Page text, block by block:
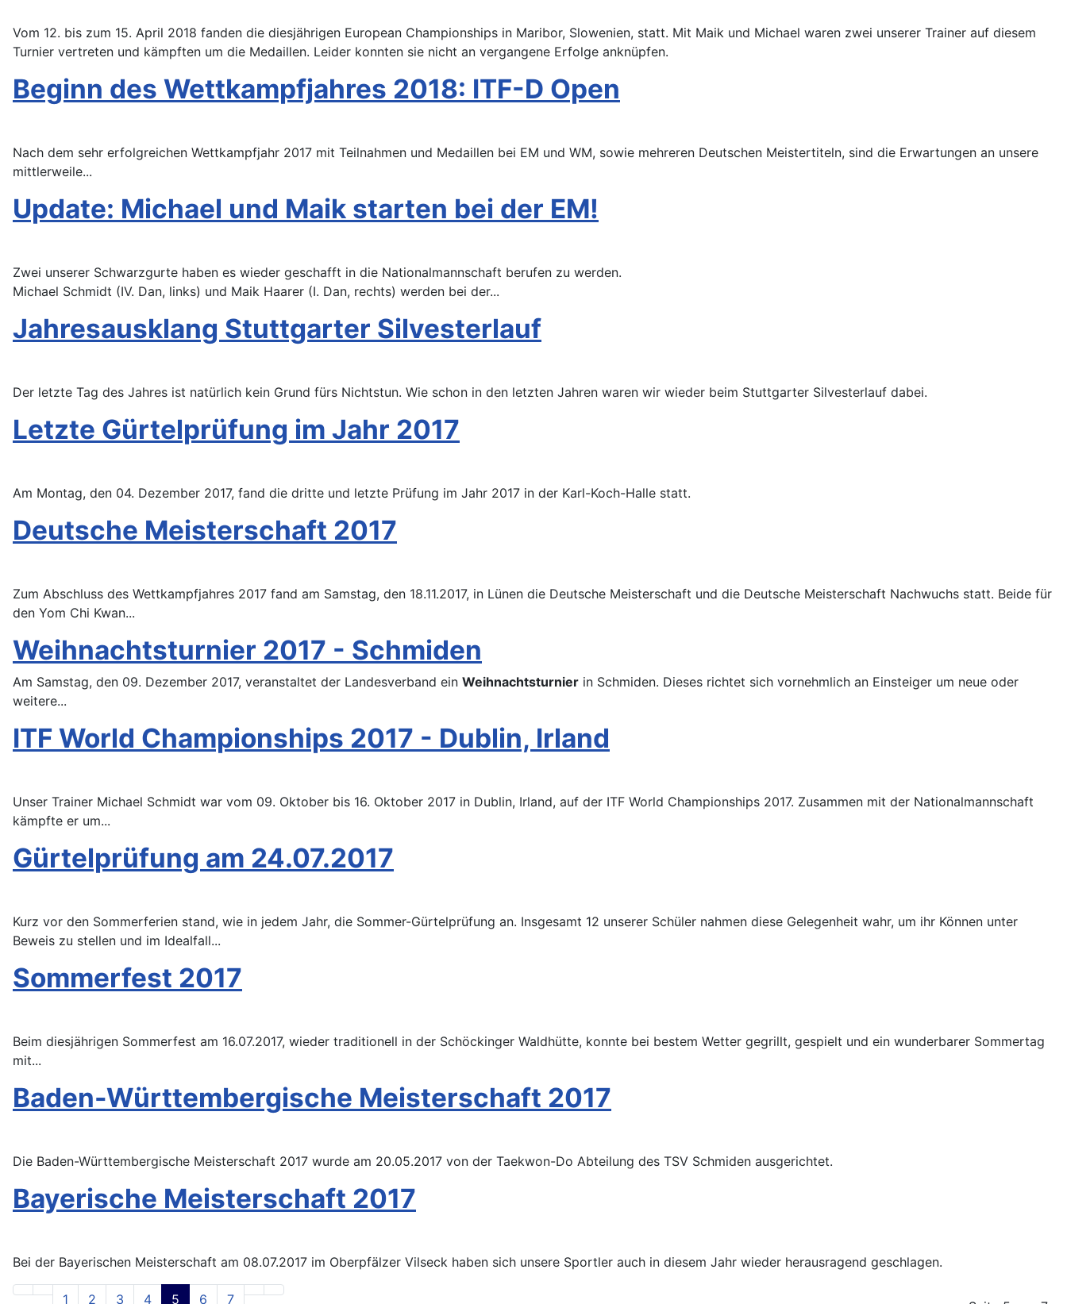
Vom 12. bis zum 15. April 2018 fanden die diesjährigen European Championships in Maribor, Slowenien, statt. Mit Maik und Michael waren zwei unserer Trainer auf diesem
Turnier vertreten und kämpften um die Medaillen. Leider konnten sie nicht an vergangene Erfolge anknüpfen.
Beginn des Wettkampfjahres 2018: ITF-D Open
Nach dem sehr erfolgreichen Wettkampfjahr 2017 mit Teilnahmen und Medaillen bei EM und WM, sowie mehreren Deutschen Meistertiteln, sind die Erwartungen an unsere
mittlerweile...
Update: Michael und Maik starten bei der EM!
Zwei unserer Schwarzgurte haben es wieder geschafft in die Nationalmannschaft berufen zu werden.
Michael Schmidt (IV. Dan, links) und Maik Haarer (I. Dan, rechts) werden bei der...
Jahresausklang Stuttgarter Silvesterlauf
Der letzte Tag des Jahres ist natürlich kein Grund fürs Nichtstun. Wie schon in den letzten Jahren waren wir wieder beim Stuttgarter Silvesterlauf dabei.
Letzte Gürtelprüfung im Jahr 2017
Am Montag, den 04. Dezember 2017, fand die dritte und letzte Prüfung im Jahr 2017 in der Karl-Koch-Halle statt.
Deutsche Meisterschaft 2017
Zum Abschluss des Wettkampfjahres 2017 fand am Samstag, den 18.11.2017, in Lünen die Deutsche Meisterschaft und die Deutsche Meisterschaft Nachwuchs statt. Beide für
den Yom Chi Kwan...
Weihnachtsturnier 2017 - Schmiden
Am Samstag, den 09. Dezember 2017, veranstaltet der Landesverband ein Weihnachtsturnier in Schmiden. Dieses richtet sich vornehmlich an Einsteiger um neue oder
weitere...
ITF World Championships 2017 - Dublin, Irland
Unser Trainer Michael Schmidt war vom 09. Oktober bis 16. Oktober 2017 in Dublin, Irland, auf der ITF World Championships 2017. Zusammen mit der Nationalmannschaft
kämpfte er um...
Gürtelprüfung am 24.07.2017
Kurz vor den Sommerferien stand, wie in jedem Jahr, die Sommer-Gürtelprüfung an. Insgesamt 12 unserer Schüler nahmen diese Gelegenheit wahr, um ihr Können unter
Beweis zu stellen und im Idealfall...
Sommerfest 2017
Beim diesjährigen Sommerfest am 16.07.2017, wieder traditionell in der Schöckinger Waldhütte, konnte bei bestem Wetter gegrillt, gespielt und ein wunderbarer Sommertag
mit...
Baden-Württembergische Meisterschaft 2017
Die Baden-Württembergische Meisterschaft 2017 wurde am 20.05.2017 von der Taekwon-Do Abteilung des TSV Schmiden ausgerichtet.
Bayerische Meisterschaft 2017
Bei der Bayerischen Meisterschaft am 08.07.2017 im Oberpfälzer Vilseck haben sich unsere Sportler auch in diesem Jahr wieder herausragend geschlagen.
1 2 3 4 5 6 7